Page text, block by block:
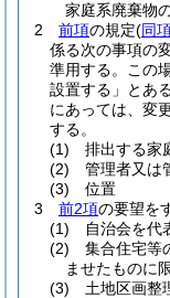
家庭系廃棄物
2
前項の規定(同
係る次の事項の
準用する。
この
設置する」とあ
にあっては、変
する。
(1)
排出する家
(2)
管理者又は
(3)
位置
3
前2項の要望を
(1)
自治会を代
(2)
集合住宅等
ませたものに
(3)
土地区画整